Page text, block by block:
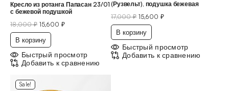
Кресло из ротанга Папасан 23/01
с бежевой подушкой
18,000₽ 15,600 ₽
В корзину
Быстрый просмотр
Добавить к сравнению
(Рузвельт), подушка бежевая
17,000₽ 15,600 ₽
В корзину
Быстрый просмотр
Добавить к сравнению
Sale!